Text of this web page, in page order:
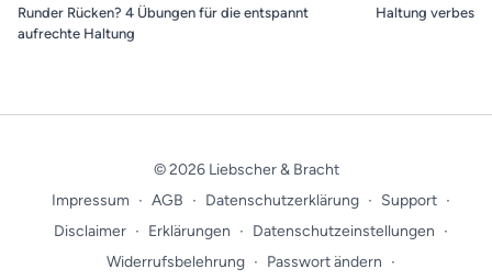
Runder Rücken? 4 Übungen für die entspannt
aufrechte Haltung
Haltung
© 2026 Liebscher & Bracht
Impressum ∙ AGB ∙ Datenschutzerklärung ∙ Support ∙
Disclaimer ∙ Erklärungen ∙ Datenschutzeinstellungen ∙
Widerrufsbelehrung ∙ Passwort ändern ∙